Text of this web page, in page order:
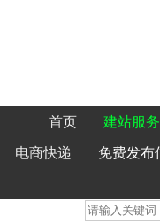
首页 建站服务
电商快递 免费发布